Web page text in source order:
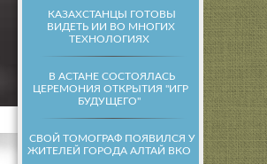
КАЗАХСТАНЦЫ ГОТОВЫ
ВИДЕТЬ ИИ ВО МНОГИХ
ТЕХНОЛОГИЯХ
В АСТАНЕ СОСТОЯЛАСЬ
ЦЕРЕМОНИЯ ОТКРЫТИЯ "ИГР
БУДУЩЕГО"
СВОЙ ТОМОГРАФ ПОЯВИЛСЯ У
ЖИТЕЛЕЙ ГОРОДА АЛТАЙ ВКО